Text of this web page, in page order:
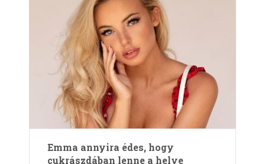
Emma annyira édes, hogy
cukrászdában lenne a helye